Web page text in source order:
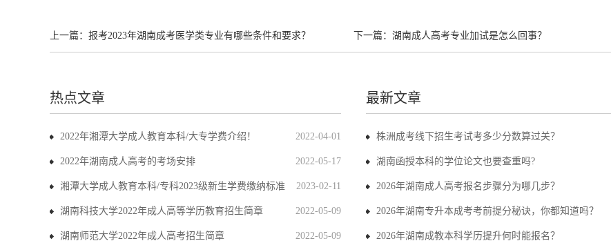
上一篇： 报考2023年湖南成考医学类专业有哪些条件和要求？ 下一篇： 湖南成人高考专业加试是怎么回事？
热点文章
2022-04-01
2022年湘潭大学成人教育本科/大专学费介绍！
2022-05-17
2022年湖南成人高考的考场安排
2023-02-11
湘潭大学成人教育本科/专科2023级新生学费缴纳标准
2022-05-09
湖南科技大学2022年成人高等学历教育招生简章
2022-05-09
湖南师范大学2022年成人高考招生简章
最新文章
株洲成考线下招生考试考多少分数算过关？
湖南函授本科的学位论文也要查重吗?
2026年湖南成人高考报名步骤分为哪几步？
2026年湖南专升本成考考前提分秘诀，你都知道吗？
2026年湖南成教本科学历提升何时能报名？